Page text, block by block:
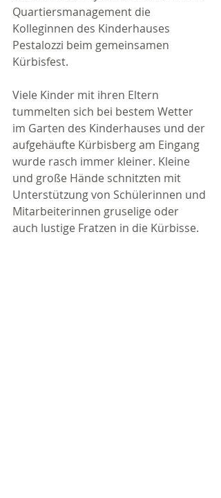
Quartiersmanagement die
Kolleginnen des Kinderhauses
Pestalozzi beim gemeinsamen
Kürbisfest.
Viele Kinder mit ihren Eltern
tummelten sich bei bestem Wetter
im Garten des Kinderhauses und der
aufgehäufte Kürbisberg am Eingang
wurde rasch immer kleiner. Kleine
und große Hände schnitzten mit
Unterstützung von Schülerinnen und
Mitarbeiterinnen gruselige oder
auch lustige Fratzen in die Kürbisse.